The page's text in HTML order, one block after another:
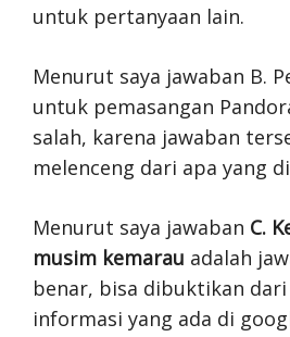
untuk pertanyaan lain.
Menurut saya jawaban B.
untuk pemasangan
salah, karena jawaban
melenceng dari apa yang
Menurut saya jawaban C.
musim kemarau adalah
benar, bisa dibuktikan
informasi yang ada di